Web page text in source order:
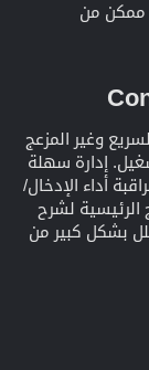
ممكن من
وغير المزعج
إدارة سهلة
أداء الإدخال/
الرئيسية لشرح
بشكل كبير من